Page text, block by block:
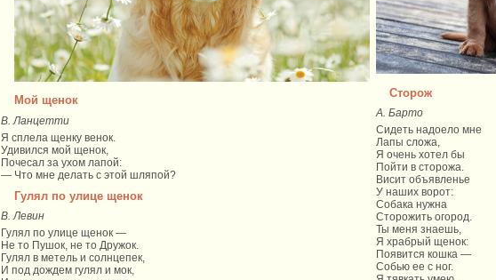
Мой щенок
В. Ланцетти
Я сплела щенку венок.
Удивился мой щенок,
Почесал за ухом лапой:
— Что мне делать с этой шляпой?
Гулял по улице щенок
В. Левин
Гулял по улице щенок —
Не то Пушок, не то Дружок.
Гулял в метель и солнцепек,
И под дождем гулял и мок,
Сторож
А. Барто
Сидеть надоело мне
Лапы сложа,
Я очень хотел бы
Пойти в сторожа.
Висит объявленье
У наших ворот:
Собака нужна
Сторожить огород.
Ты меня знаешь,
Я храбрый щенок:
Появится кошка —
Собью ее с ног.